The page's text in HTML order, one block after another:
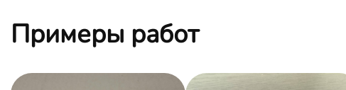
Примеры работ